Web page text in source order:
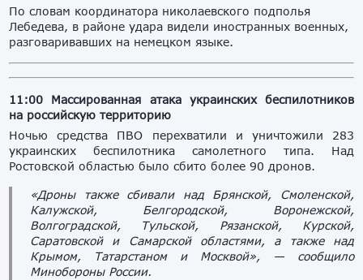
По словам координатора николаевского подполья
Лебедева, в районе удара видели иностранных военных,
разговаривавших на немецком языке.
11:00 Массированная атака украинских беспилотников
на российскую территорию
Ночью средства ПВО перехватили и уничтожили 283
украинских беспилотника самолетного типа. Над
Ростовской областью было сбито более 90 дронов.
«Дроны также сбивали над Брянской, Смоленской,
Калужской, Белгородской, Воронежской,
Волгоградской, Тульской, Рязанской, Курской,
Саратовской и Самарской областями, а также над
Крымом, Татарстаном и Москвой», — сообщило
Минобороны России.